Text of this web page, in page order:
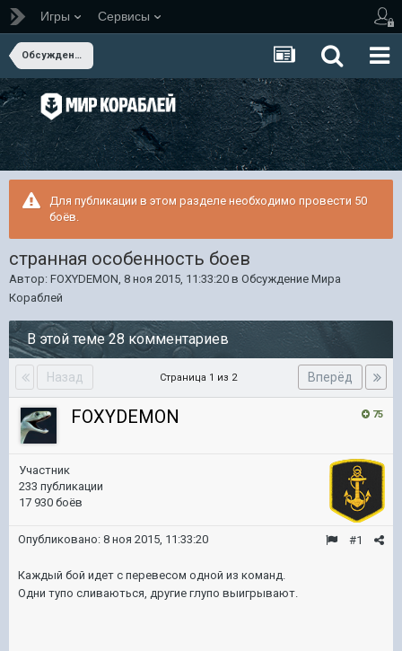
Игры Сервисы
Обсуждение Мира Кораблей
Для публикации в этом разделе необходимо провести 50
боёв.
странная особенность боев
Автор: FOXYDEMON, 8 ноя 2015, 11:33:20 в Обсуждение Мира
Кораблей
В этой теме 28 комментариев
Назад Вперёд
Страница 1 из 2
75
FOXYDEMON
Участник
233 публикации
17 930 боёв
#1
Опубликовано: 8 ноя 2015, 11:33:20
Каждый бой идет с перевесом одной из команд.
Одни тупо сливаються, другие глупо выигрывают.